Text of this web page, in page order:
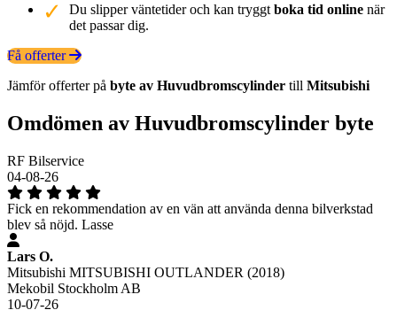
Du slipper väntetider och kan tryggt boka tid online när
det passar dig.
Få offerter
Jämför offerter på byte av Huvudbromscylinder till Mitsubishi
Omdömen av Huvudbromscylinder byte
RF Bilservice
04-08-26
Fick en rekommendation av en vän att använda denna bilverkstad
blev så nöjd. Lasse
Lars O.
Mitsubishi MITSUBISHI OUTLANDER (2018)
Mekobil Stockholm AB
10-07-26